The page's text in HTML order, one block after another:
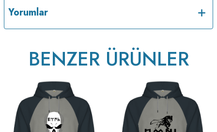
Yorumlar
BENZER ÜRÜNLER